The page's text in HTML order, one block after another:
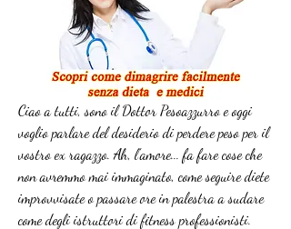
Ciao a tutti, sono il Dottor Pesoazzurro e oggi
voglio parlare del desiderio di perdere peso per il
vostro ex ragazzo. Ah, l'amore... fa fare cose che
non avremmo mai immaginato, come seguire diete
improvvisate o passare ore in palestra a sudare
come degli istruttori di fitness professionisti.